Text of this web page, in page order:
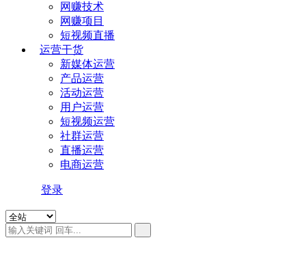
网赚技术
网赚项目
短视频直播
运营干货
新媒体运营
产品运营
活动运营
用户运营
短视频运营
社群运营
直播运营
电商运营
登录